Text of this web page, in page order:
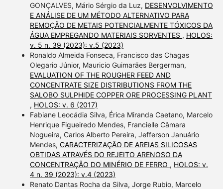
GONÇALVES, Mário Sérgio da Luz, DESENVOLVIMENTO
E ANÁLISE DE UM MÉTODO ALTERNATIVO PARA
REMOÇÃO DE METAIS POTENCIALMENTE TÓXICOS DA
ÁGUA EMPREGANDO MATERIAIS SORVENTES , HOLOS:
v. 5 n. 39 (2023): v.5 (2023)
Ronaldo Almeida Fonseca, Francisco das Chagas
Olegario Júnior, Mauricio Guimarães Bergerman,
EVALUATION OF THE ROUGHER FEED AND
CONCENTRATE SIZE DISTRIBUTIONS FROM THE
SALOBO SULPHIDE COPPER ORE PROCESSING PLANT
, HOLOS: v. 6 (2017)
Fabiane Leocádia Silva, Érica Miranda Caetano, Marcelo
Henrique Figueiredo Mendes, Francielle Câmara
Nogueira, Carlos Alberto Pereira, Jefferson Januário
Mendes, CARACTERIZAÇÃO DE AREIAS SILICOSAS
OBTIDAS ATRAVÉS DO REJEITO ARENOSO DA
CONCENTRAÇÃO DO MINÉRIO DE FERRO , HOLOS: v.
4 n. 39 (2023): v.4 (2023)
Renato Dantas Rocha da Silva, Jorge Rubio, Marcelo